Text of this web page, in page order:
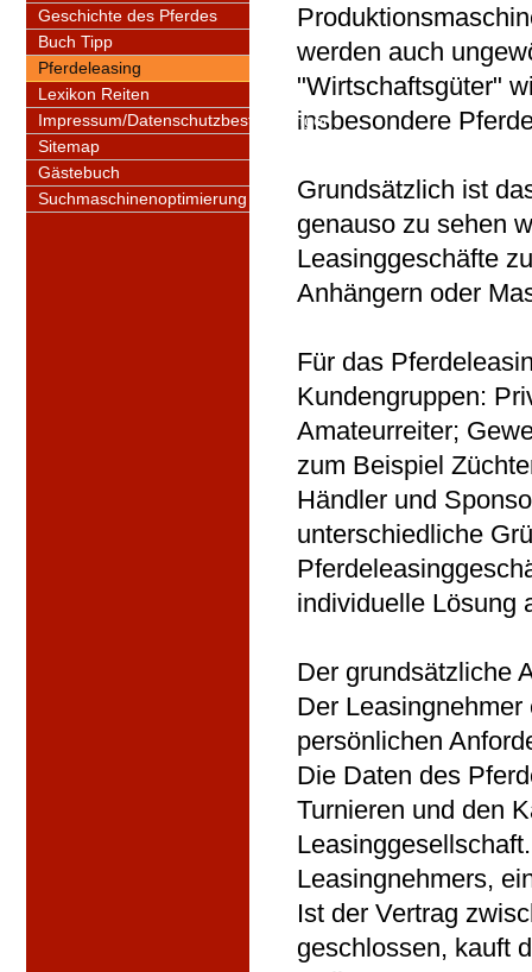
Geschichte des Pferdes
Buch Tipp
Pferdeleasing
Lexikon Reiten
Impressum/Datenschutzbestimmungen
Sitemap
Gästebuch
Suchmaschinenoptimierung
werden auch
"Wirtschaftsgüter"
insbesondere
Grundsätzlich ist
genauso zu sehen
Leasinggeschäfte
Anhängern oder
Für das
Kundengruppen:
Amateurreiter;
zum Beispiel
Händler und
unterschiedliche
individuelle Lösung
Der grundsätzliche
Der
persönlichen
Die Daten des
Turnieren und den
Leasingnehmers,
Ist der Vertrag
geschlossen, kauft